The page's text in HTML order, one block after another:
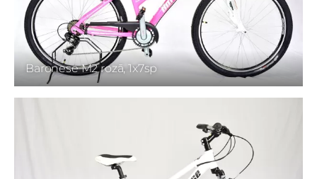
Baronese M2 rozā, 1x7sp